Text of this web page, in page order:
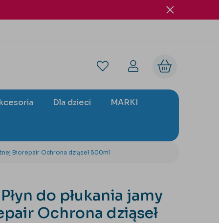
Dla dzieci MARKI
Biorepair Ochrona dziąseł 500ml
do płukania jamy
Ochrona dziąseł